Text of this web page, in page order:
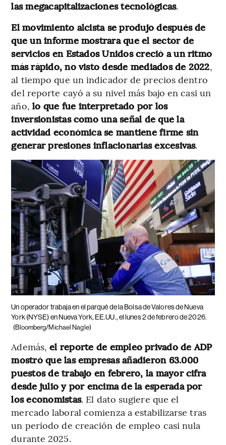
las megacapitalizaciones tecnológicas.
El movimiento alcista se produjo después de
que un informe mostrara que el sector de
servicios en Estados Unidos creció a un ritmo
más rápido, no visto desde mediados de 2022,
al tiempo que un indicador de precios dentro
del reporte cayó a su nivel más bajo en casi un
año, lo que fue interpretado por los
inversionistas como una señal de que la
actividad económica se mantiene firme sin
generar presiones inflacionarias excesivas.
Un operador trabaja en el parqué de la Bolsa de Valores de Nueva
York (NYSE) en Nueva York, EE.UU., el lunes 2 de febrero de 2026.
(Bloomberg/Michael Nagle)
Además,el reporte de empleo privado de ADP
mostró que las empresas añadieron 63.000
puestos de trabajo en febrero, la mayor cifra
desde julio y por encima de la esperada por
los economistas. El dato sugiere que el
mercado laboral comienza a estabilizarse tras
un período de creación de empleo casi nula
durante 2025.